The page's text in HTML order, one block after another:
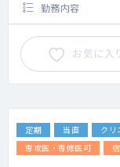
勤務内容
お気に入
定期 当直 クリ
専攻医・専修医可